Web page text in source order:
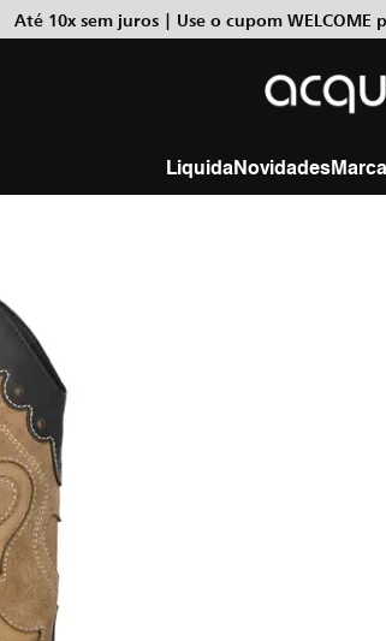
Até 10x sem juros | Use o cupom WELCOME
LiquidaNovidades